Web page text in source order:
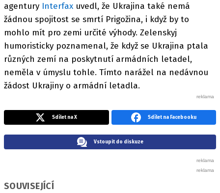
agentury Interfax uvedl, že Ukrajina také nemá
žádnou spojitost se smrtí Prigožina, i když by to
mohlo mít pro zemi určité výhody. Zelenskyj
humoristicky poznamenal, že když se Ukrajina ptala
různých zemí na poskytnutí armádních letadel,
neměla v úmyslu tohle. Tímto narážel na nedávnou
žádost Ukrajiny o armádní letadla.
Sdílet na X Sdílet na Facebooku
Vstoupit do diskuze
SOUVISEJÍCÍ